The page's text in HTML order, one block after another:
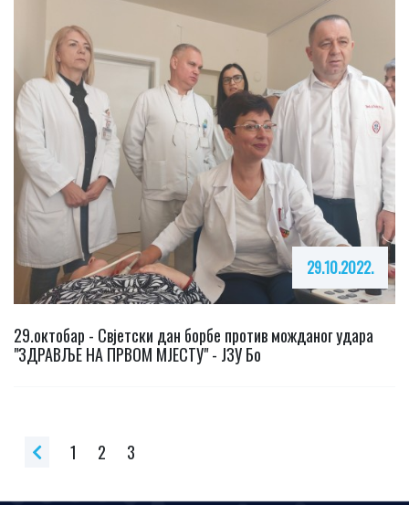
29.10.2022.
29.октобар - Свјетски дан борбе против можданог удара
"ЗДРАВЉЕ НА ПРВОМ МЈЕСТУ" - ЈЗУ Бо
1 2 3